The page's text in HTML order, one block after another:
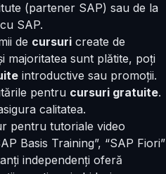
(partener SAP) sau de la
SAP.
de cursuri create de
majoritatea sunt plătite, poți
introductive sau promoții.
pentru cursuri gratuite.
calitatea.
pentru tutoriale video
Basis Training”, “SAP Fiori”
independenți oferă